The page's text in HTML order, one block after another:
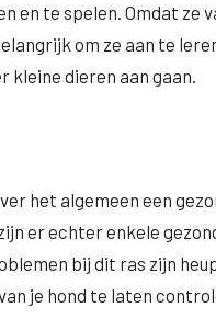
en te spelen. Omdat
om ze aan te
kleine dieren aan gaan.
het algemeen een
er echter enkele
bij dit ras zijn
je hond te laten